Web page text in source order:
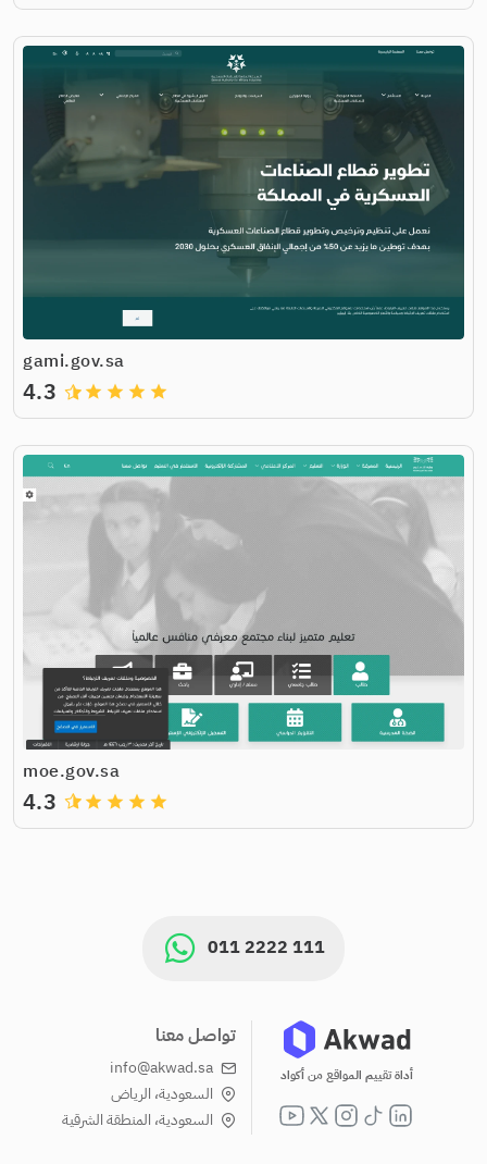
gami.gov.sa
grade
grade
grade
grade
4.3
moe.gov.sa
grade
grade
grade
grade
4.3
011 2222 111
أداة تقييم المواقع من أكواد
تواصل معنا
info@akwad.sa
السعودية، الرياض
السعودية، المنطقة الشرقية